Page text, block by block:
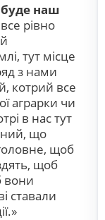
буде наш
рівно
тут місце
з нами
котрий все
аграрки чи
в нас тут
що
щоб
щоб
вони
ставали